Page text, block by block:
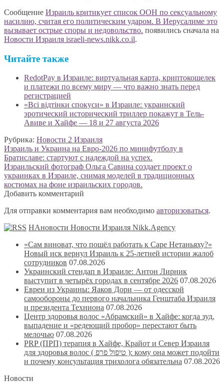
Сообщение Израиль критикует список ООН по сексуальному
насилию, считая его политическим ударом. В Иерусалиме это
вызывает острые споры и недовольство. появились сначала на
Новости Израиля israeli-news.nikk.co.il.
Читайте также
RedotPay в Израиле: виртуальная карта, криптокошелек
и платежи по всему миру — что важно знать перед
регистрацией
«Всі відтінки спокуси» в Израиле: украинский
эротический исторический триллер покажут в Тель-
Авиве и Хайфе — 18 и 27 августа 2026
Рубрика: Новости 2 Израиля
Навигация
по
записям
Предыдущая
запись:
Израиль и Украина на Евро-2026 по минифутболу в
Братиславе: стартуют с надеждой на успех.
Следующая
запись:
Израильский фотограф Ольга Савина создает проект о
украинках в Израиле, снимая моделей в традиционных
костюмах на фоне израильских городов.
Добавить комментарий
Для отправки комментария вам необходимо авторизоваться.
НАновости Новости Израиля Nikk.Agency
«Сам виноват, что пошёл работать к Саре Нетаньяху?»
Новый иск вернул Израиль к 25-летней истории жалоб
сотрудников 07.08.2026
Украинский стендап в Израиле: Антон Лирник
выступит в четырёх городах в сентябре 2026 07.08.2026
Евреи из Украины: Яаков Дори — от одесской
самообороны до первого начальника Генштаба Израиля
и президента Техниона 07.08.2026
Центр здоровья волос «Абрaмский» в Хайфе: когда зуд,
выпадение и «редеющий пробор» перестают быть
мелочью 07.08.2026
PRP (ПРП) терапия в Хайфе, Крайот и Север Израиля
для здоровья волос ( טיפול פרפ ): кому она может подойти
и почему консультация трихолога обязательна 07.08.2026
Новости